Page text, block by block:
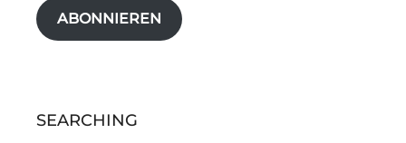
ABONNIEREN
SEARCHING